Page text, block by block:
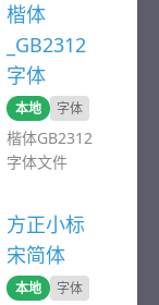
楷体
_GB2312
字体
本地 字体
楷体GB2312
字体文件
方正小标
宋简体
本地 字体